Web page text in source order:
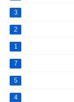
3
2
1
7
5
4